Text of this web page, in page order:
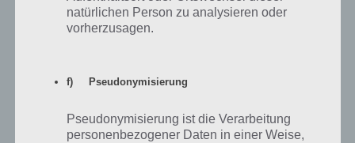
1 Stunde zur Verteidigungszeit 2900
Homer-Barbar in der Burg aufrüsten
natürlichen Person zu analysieren oder
vorherzusagen.
f) Pseudonymisierung
Pseudonymisierung ist die Verarbeitung
personenbezogener Daten in einer Weise,